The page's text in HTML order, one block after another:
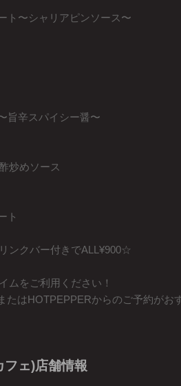
ト〜シャリアピンソース〜
旨辛スパイシー醤〜
炒めソース
ト
ンクバー付きでALL¥900☆
ムをご利用ください！
たはHOTPEPPERからのご予約がお
ェ)店舗情報